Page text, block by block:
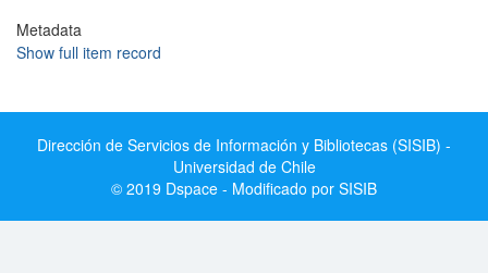
Metadata
Show full item record
Dirección de Servicios de Información y Bibliotecas (SISIB) -
Universidad de Chile
© 2019 Dspace - Modificado por SISIB